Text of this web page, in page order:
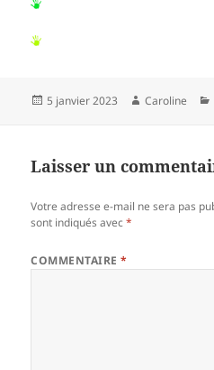
Publié
5 janvier 2023 Auteur
Caroline
Laisser un
Votre adresse e-mail ne sera pas
sont indiqués avec*
COMMENTAIRE*